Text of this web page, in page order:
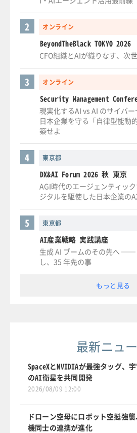
オンライン
2
BeyondTheBlack TOKYO 2026
CFO組織とAIが織りなす、次
オンライン
3
Security Management
現実化するAI vs AI のサイバ
日本企業を守る「自律型能動
築せよ
東京都
4
DX&AI Forum 2026 秋 東京
AGI時代のエージェンティッ
ジタルを駆使した日本企業の
東京都
5
AI産業戦略 実践講座
生成 AI ブームのその先へ ──
し、35 年先の事
もっと見る
最新ニュ
SpaceXとNVIDIAが最強タッグ、
のAI衛星を共同開発
2026/08/09 12:00
ドローン空母にロボット空挺強
機同士の連携が進化